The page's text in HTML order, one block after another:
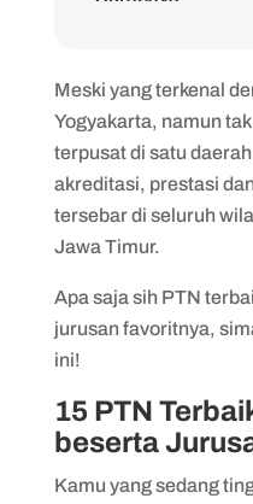
5. Universitas
6. UNESA
8. UPN Veteran
9. Universitas
(UINSA)
10. Politeknik
11. Universitas
Malik Ibrahim
12. Politeknik
Meski yang terkenal
Yogyakarta, namun
terpusat di satu
akreditasi, prestasi
tersebar di seluruh
Jawa Timur.
Apa saja sih PTN
jurusan favoritnya,
ini!
15 PTN
beserta
Kamu yang sedang